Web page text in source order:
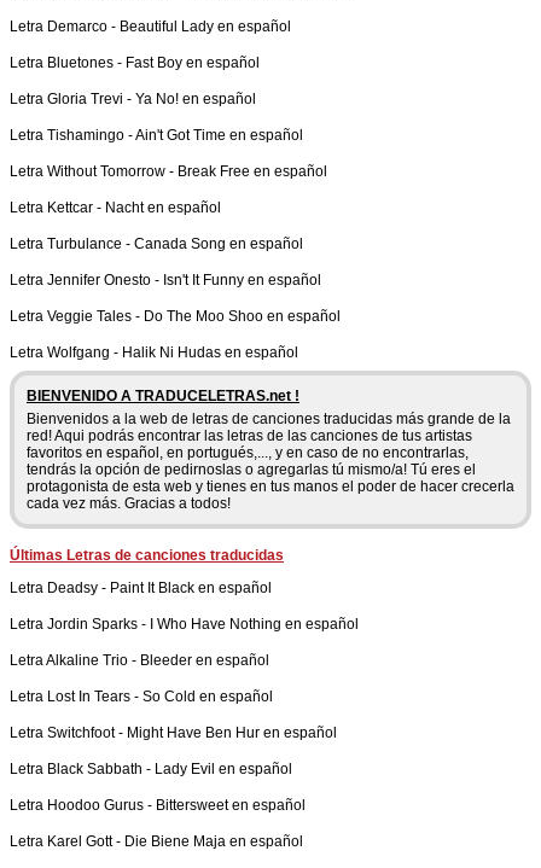
Letra Demarco - Beautiful Lady en español
Letra Bluetones - Fast Boy en español
Letra Gloria Trevi - Ya No! en español
Letra Tishamingo -Ain't Got Time en español
Letra Without Tomorrow - Break Free en español
Letra Kettcar - Nacht en español
Letra Turbulance - Canada Song en español
Letra Jennifer Onesto - Isn't It Funny en español
Letra Veggie Tales - Do The Moo Shoo en español
Letra Wolfgang - Halik Ni Hudas en español
BIENVENIDO A TRADUCELETRAS.net !
Bienvenidos a la web de letras de canciones traducidas más grande de la
red! Aqui podrás encontrar las letras de las canciones de tus artistas
favoritos en español, en portugués,..., y en caso de no encontrarlas,
tendrás la opción de pedirnoslas o agregarlas tú mismo/a! Tú eres el
protagonista de esta web y tienes en tus manos el poder de hacer crecerla
cada vez más. Gracias a todos!
Últimas Letras de canciones traducidas
Letra Deadsy - Paint It Black en español
Letra Jordin Sparks - I Who Have Nothing en español
LetraAlkaline Trio - Bleeder en español
Letra Lost In Tears - So Cold en español
Letra Switchfoot- Might Have Ben Hur en español
Letra Black Sabbath - Lady Evil en español
Letra Hoodoo Gurus - Bittersweet en español
Letra Karel Gott- Die Biene Maja en español